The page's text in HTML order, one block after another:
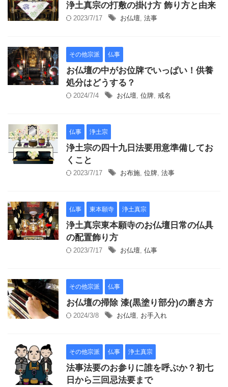
浄土真宗の打敷の掛け方 飾り方と由来
2023/7/17 お仏壇, 法事
その他宗派 仏事
お仏壇の中がお位牌でいっぱい！供養
処分はどうする？
2024/7/4 お仏壇, 位牌, 戒名
仏事 浄土宗
浄土宗の四十九日法要用意準備してお
くこと
2023/7/17 お布施, 位牌, 法事
仏事 東本願寺 浄土真宗
浄土真宗東本願寺のお仏壇日常の仏具
の配置飾り方
2023/7/17 お仏壇, 仏事
その他宗派 仏事
お仏壇の掃除 漆(黒塗り部分)の磨き方
2024/3/8 お仏壇, お手入れ
その他宗派 仏事 浄土真宗
法事法要のお参りに誰を呼ぶか？初七
日から三回忌法要まで